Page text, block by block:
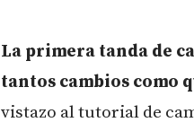
La primera tanda de
tantos cambios como
vistazo al tutorial de